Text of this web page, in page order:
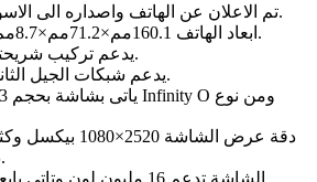
تم الاعلان عن الهاتف واصداره الى الاسواق فى مايو 2019.
ابعاد الهاتف 160.1مم×71.2مم×8.7مم ووزنه 180 جرام.
يدعم تركيب شريحتى اتصال نانوسيم.
يدعم شبكات الجيل الثانى والثالث والرابع.
بيكسل لكل بوصه.